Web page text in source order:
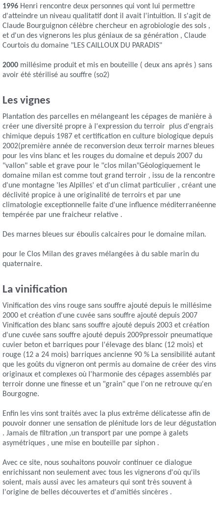
1996 Henri rencontre deux personnes qui vont lui permettre
d'atteindre un niveau qualitatif dont il avait l'intuition. Il s'agit de
Claude Bourguignon célèbre chercheur en agrobiologie des sols ,
et d'un des vignerons les plus géniaux de sa génération , Claude
Courtois du domaine "LES CAILLOUX DU PARADIS"
2000 millésime produit et mis en bouteille ( deux ans après ) sans
avoir été stérilisé au souffre (so2)
Les vignes
Plantation des parcelles en mélangeant les cépages de manière à
créer une diversité propre à l'expression du terroir plus d'engrais
chimique depuis 1987 et certification en culture biologique depuis
2002(première année de reconversion deux terroir marnes bleues
pour les vins blanc et les rouges du domaine et depuis 2007 du
"vallon" sable et grave pour le "clos milan"Géologiquement le
domaine milan est comme tout grand terroir , issu de la rencontre
d'une montagne 'les Alpilles' et d'un climat particulier , créant une
déclivité propice à une originalité de terroirs et par une
climatologie exceptionnelle faite d'une influence méditerranéenne
tempérée par une fraicheur relative .
Des marnes bleues sur éboulis calcaires pour le domaine milan.
pour le Clos Milan des graves mélangées à du sable marin du
quaternaire.
La vinification
Vinification des vins rouge sans souffre ajouté depuis le millésime
2000 et création d'une cuvée sans souffre ajouté depuis 2007
Vinification des blanc sans souffre ajouté depuis 2003 et création
d'une cuvée sans souffre ajouté depuis 2009pressoir pneumatique
cuvier beton et barriques pour l'élevage des blanc (12 mois) et
rouge (12 a 24 mois) barriques ancienne 90 % La sensibilité autant
que les goûts du vigneron ont permis au domaine de créer des vins
originaux et complexes où l'harmonie des cépages assemblés par
terroir donne une finesse et un "grain" que l'on ne retrouve qu'en
Bourgogne.
Enfin les vins sont traités avec la plus extrême délicatesse afin de
pouvoir donner une sensation de plénitude lors de leur dégustation
. Jamais de filtration ,un transport par une pompe à galets
asymétriques , une mise en bouteille par siphon .
Avec ce site, nous souhaitons pouvoir continuer ce dialogue
enrichissant non seulement avec tous les vignerons d'où qu'ils
soient, mais aussi avec les amateurs qui sont très souvent à
l'origine de belles découvertes et d'amitiés sincères .